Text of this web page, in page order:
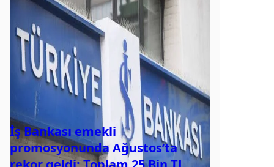
İş Bankası emekli
promosyonunda Ağustos’ta